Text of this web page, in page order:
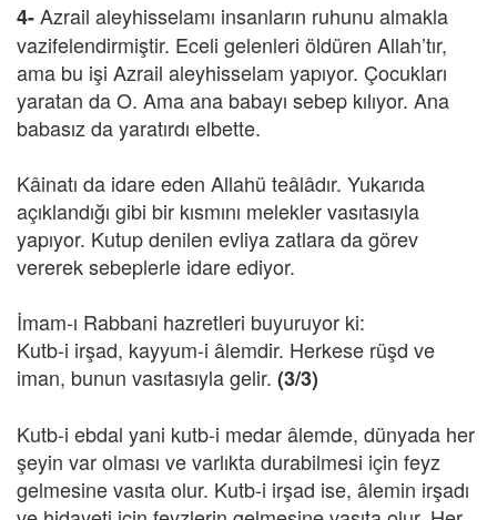
4-Azrail aleyhisselamı insanların ruhunu almakla
vazifelendirmiştir. Eceli gelenleri öldüren Allah’tır,
ama bu işi Azrail aleyhisselam yapıyor. Çocukları
yaratan da O. Ama ana babayı sebep kılıyor. Ana
babasız da yaratırdı elbette.
Kâinatı da idare eden Allahü teâlâdır. Yukarıda
açıklandığı gibi bir kısmını melekler vasıtasıyla
yapıyor. Kutup denilen evliya zatlara da görev
vererek sebeplerle idare ediyor.
İmam-ı Rabbani hazretleri buyuruyor ki:
Kutb-i irşad, kayyum-i âlemdir. Herkese rüşd ve
iman, bunun vasıtasıyla gelir. (3/3)
Kutb-i ebdal yani kutb-i medar âlemde, dünyada her
şeyin var olması ve varlıkta durabilmesi için feyz
gelmesine vasıta olur. Kutb-i irşad ise, âlemin irşadı